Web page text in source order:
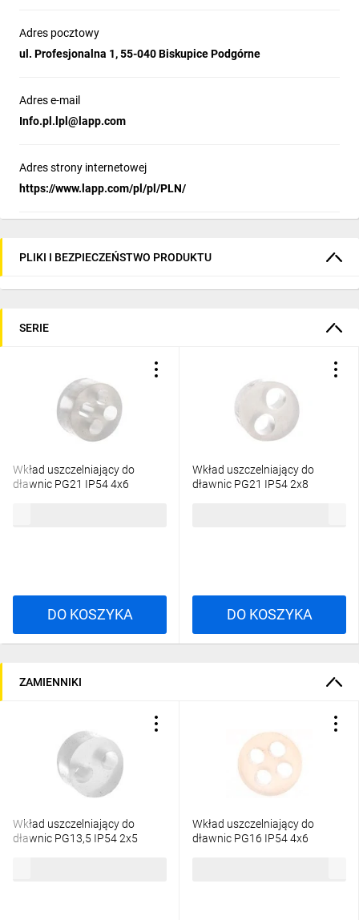
Adres pocztowy
ul. Profesjonalna 1, 55-040 Biskupice Podgórne
Adres e-mail
Info.pl.lpl@lapp.com
Adres strony internetowej
https://www.lapp.com/pl/pl/PLN/
PLIKI I BEZPIECZEŃSTWO PRODUKTU
SERIE
Wkład uszczelniający do
dławnic PG21 IP54 4x6
DO KOSZYKA
Wkład uszczelniający do
dławnic PG21 IP54 2x8
DO KOSZYKA
ZAMIENNIKI
Wkład uszczelniający do
dławnic PG13,5 IP54 2x5
Wkład uszczelniający do
dławnic PG16 IP54 4x6